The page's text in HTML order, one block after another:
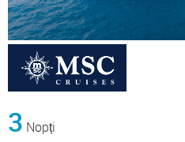
3 Nopți